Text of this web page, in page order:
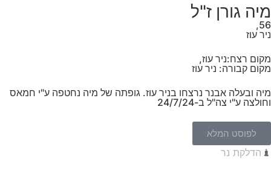
מיה גורן ז"ל
56,
ניר עוז
מקום רצח:ניר עוז,
מקום קבורה: ניר עוז
מיה ובעלה אבנר נרצחו בניר עוז. גופתה של מיה נחטפה ע"י חמאס
וחולצה ע"י צה"ל ב-24/7/24
לפוסט המלא
הדלקת נר